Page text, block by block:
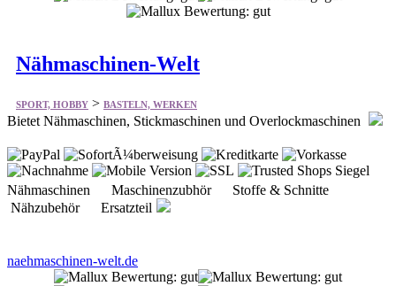
Nähmaschinen-Welt
SPORT, HOBBY > BASTELN, WERKEN
Bietet Nähmaschinen, Stickmaschinen und Overlockmaschinen
Nähmaschinen Maschinenzubhör Stoffe & Schnitte
Nähzubehör Ersatzteil
naehmaschinen-welt.de